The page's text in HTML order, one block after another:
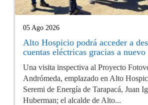
05 Ago 2026
Alto Hospicio podrá acceder a
cuentas eléctricas gracias a
Una visita inspectiva al Proyecto
Andrómeda, emplazado en Alto
Seremi de Energía de Tarapacá, Juan
Huberman; el alcalde de Alto...